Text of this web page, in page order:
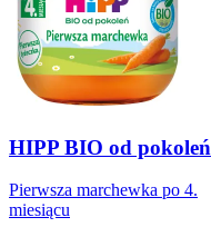
HIPP BIO od pokoleń
Pierwsza marchewka po 4.
miesiącu